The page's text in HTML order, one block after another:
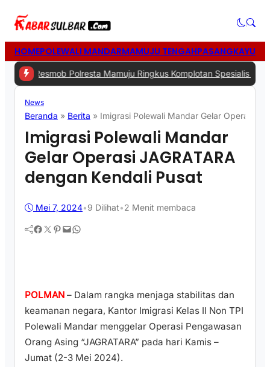
HOMEPOLEWALI MANDARMAMUJU TENGAHPASANGKAYU
Polresta Mamuju Ringkus Komplotan Spesialis Pencurian di
News
Beranda » Berita » Imigrasi Polewali Mandar Gelar Operasi
Imigrasi Polewali Mandar
Gelar Operasi JAGRATARA
dengan Kendali Pusat
Mei 7, 2024•9 Dilihat•2 Menit membaca
Facebook Twitter Pinterest Mail WhatsApp
POLMAN – Dalam rangka menjaga stabilitas dan
keamanan negara, Kantor Imigrasi Kelas II Non TPI
Polewali Mandar menggelar Operasi Pengawasan
Orang Asing “JAGRATARA” pada hari Kamis –
Jumat (2-3 Mei 2024).